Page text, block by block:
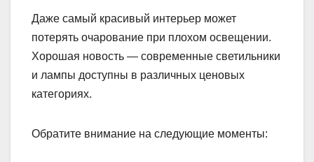
Даже самый красивый интерьер может
потерять очарование при плохом освещении.
Хорошая новость — современные светильники
и лампы доступны в различных ценовых
категориях.
Обратите внимание на следующие моменты: